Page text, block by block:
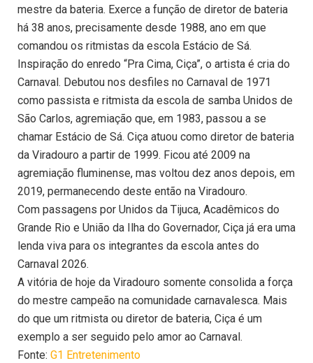
mestre da bateria. Exerce a função de diretor de bateria
há 38 anos, precisamente desde 1988, ano em que
comandou os ritmistas da escola Estácio de Sá.
Inspiração do enredo “Pra Cima, Ciça”, o artista é cria do
Carnaval. Debutou nos desfiles no Carnaval de 1971
como passista e ritmista da escola de samba Unidos de
São Carlos, agremiação que, em 1983, passou a se
chamar Estácio de Sá. Ciça atuou como diretor de bateria
da Viradouro a partir de 1999. Ficou até 2009 na
agremiação fluminense, mas voltou dez anos depois, em
2019, permanecendo deste então na Viradouro.
Com passagens por Unidos da Tijuca, Acadêmicos do
Grande Rio e União da Ilha do Governador, Ciça já era uma
lenda viva para os integrantes da escola antes do
Carnaval 2026.
A vitória de hoje da Viradouro somente consolida a força
do mestre campeão na comunidade carnavalesca. Mais
do que um ritmista ou diretor de bateria, Ciça é um
exemplo a ser seguido pelo amor ao Carnaval.
Fonte: G1 Entretenimento